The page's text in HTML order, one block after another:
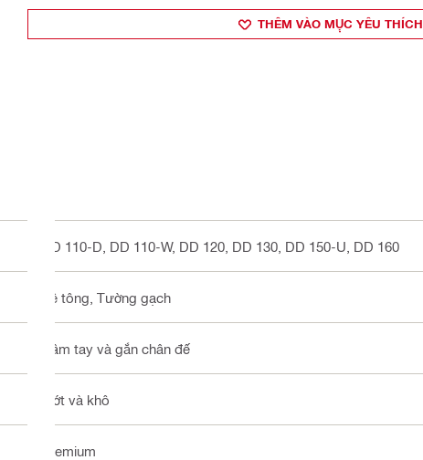
THÊM VÀO MỤ̣C YÊU THÍCH
DD 110-D, DD 110-W, DD 120, DD 130, DD 150-U, DD 160
Bê tông, Tường gạch
Cầm tay và gắn chân đế
Ướt và khô
Premium